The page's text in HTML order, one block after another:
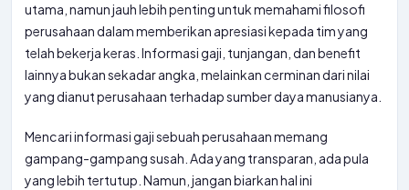
utama, namun jauh lebih penting untuk memahami filosofi
perusahaan dalam memberikan apresiasi kepada tim yang
telah bekerja keras. Informasi gaji, tunjangan, dan benefit
lainnya bukan sekadar angka, melainkan cerminan dari nilai
yang dianut perusahaan terhadap sumber daya manusianya.
Mencari informasi gaji sebuah perusahaan memang
gampang-gampang susah. Ada yang transparan, ada pula
yang lebih tertutup. Namun, jangan biarkan hal ini